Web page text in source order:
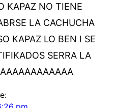
KAPAZ NO TIENE
LA CACHUCHA
KAPAZ LO BEN I SE
SERRA LA